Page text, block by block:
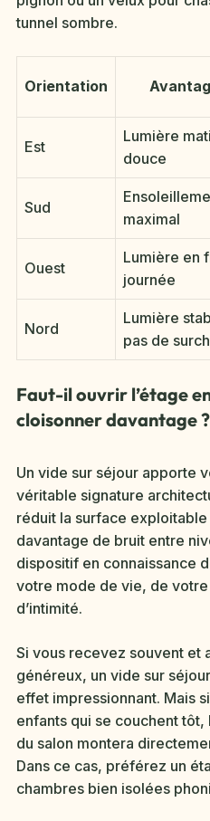
tunnel sombre.
Orientation
Est
Lumière
douce
Sud
maximal
Ouest
Lumière en
journée
Nord
Lumière
pas de
Faut-il ouvrir l’étage
cloisonner davantage ?
Un vide sur séjour apporte
véritable signature
réduit la surface exploitable
davantage de bruit entre
dispositif en connaissance
votre mode de vie, de
d’intimité.
Si vous recevez souvent et
généreux, un vide sur
effet impressionnant. Mais
enfants qui se couchent
du salon montera
Dans ce cas, préférez un
chambres bien isolées